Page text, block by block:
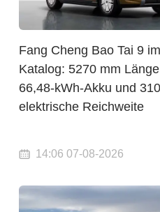
Fang Cheng Bao Tai 9
Katalog: 5270 mm
66,48-kWh-Akku und
elektrische Reichweite
14:06 07-08-2026